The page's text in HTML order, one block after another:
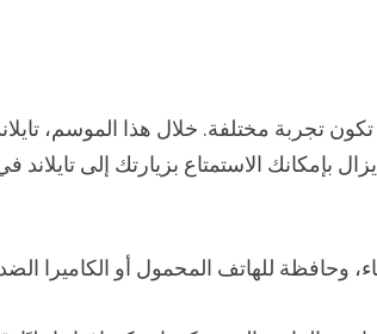
تجربة مختلفة. خلال هذا الموسم،
بإمكانك الاستمتاع بزيارتك إلى تايلاند
للهاتف المحمول أو الكاميرا